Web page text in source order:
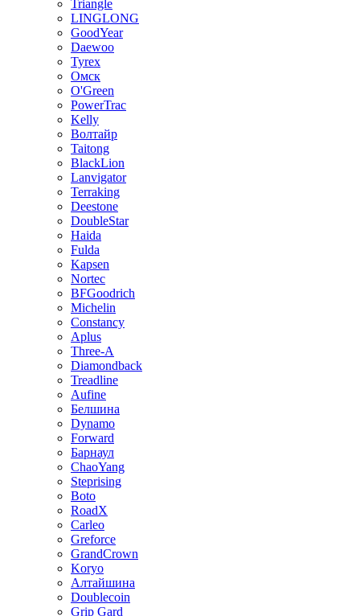
Triangle
LINGLONG
GoodYear
Daewoo
Tyrex
Омск
O'Green
PowerTrac
Kelly
Волтайр
Taitong
BlackLion
Lanvigator
Terraking
Deestone
DoubleStar
Haida
Fulda
Kapsen
Nortec
BFGoodrich
Michelin
Constancy
Aplus
Three-A
Diamondback
Treadline
Aufine
Белшина
Dynamo
Forward
Барнаул
ChaoYang
Steprising
Boto
RoadX
Carleo
Greforce
GrandCrown
Koryo
Алтайшина
Doublecoin
Grip Gard